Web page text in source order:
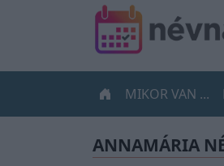
MIKOR VAN ...
ANNAMÁRIA